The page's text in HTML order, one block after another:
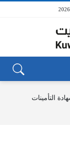
التأمينات